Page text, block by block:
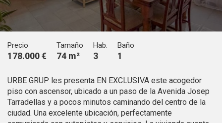
Precio
178.000 €
Tamaño
74 m²
Hab.
3
Baño
1
URBE GRUP les presenta EN EXCLUSIVA este acogedor
piso con ascensor, ubicado a un paso de la Avenida Josep
Tarradellas y a pocos minutos caminando del centro de la
ciudad. Una excelente ubicación, perfectamente
Este sitio web utiliza Cookies propias para recopilar
información con la finalidad de mejorar nuestros servicios.
Si continua navegando, supone la aceptación de la
instalación de las mismas. El usuario tiene la posibilidad
impedir que sean instaladas en su disco duro, aunque
deberá tener en cuenta que dicha acción podrá ocasionar
dificultades de navegación de la página web.
Analíticas y personalización
Permiten realizar el seguimiento y análisis del
comportamiento de los usuarios de este sitio web. La
información recogida mediante este tipo de cookies se